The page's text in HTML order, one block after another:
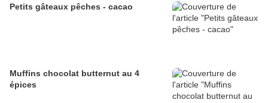
Petits gâteaux pêches - cacao
Muffins chocolat butternut au 4
épices